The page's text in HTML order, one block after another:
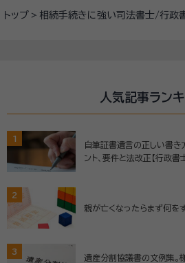
トップ 相続手続きに強い司法書士/行政
人気記事ラン
1
自筆証書遺言の正しい書き
ント、要件と法改正【行政書
2
親が亡くなったらまず何を
3
遺産分割協議書の文例集。